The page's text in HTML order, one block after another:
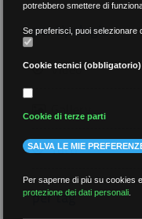
per tipologia
Video
Gallery
Tutti
per tag
potrebbero smettere di
Se preferisci, puoi selezionare
Cookie tecnici (obbligatorio)
Cookie di terze parti
SALVA LE MIE
Per saperne di più su cookies
protezione dei dati personali.